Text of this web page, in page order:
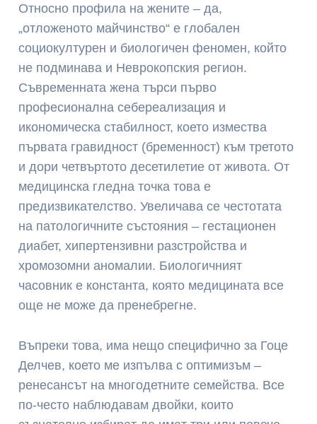
Относно профила на жените – да,
„отложеното майчинство“ е глобален
социокултурен и биологичен феномен, който
не подминава и Неврокопския регион.
Съвременната жена търси първо
професионална себереализация и
икономическа стабилност, което измества
първата гравидност (бременност) към третото
и дори четвъртото десетилетие от живота. От
медицинска гледна точка това е
предизвикателство. Увеличава се честотата
на патологичните състояния – гестационен
диабет, хипертензивни разстройства и
хромозомни аномалии. Биологичният
часовник е константа, която медицината все
още не може да пренебрегне.
Въпреки това, има нещо специфично за Гоце
Делчев, което ме изпълва с оптимизъм –
ренесансът на многодетните семейства. Все
по-често наблюдавам двойки, които